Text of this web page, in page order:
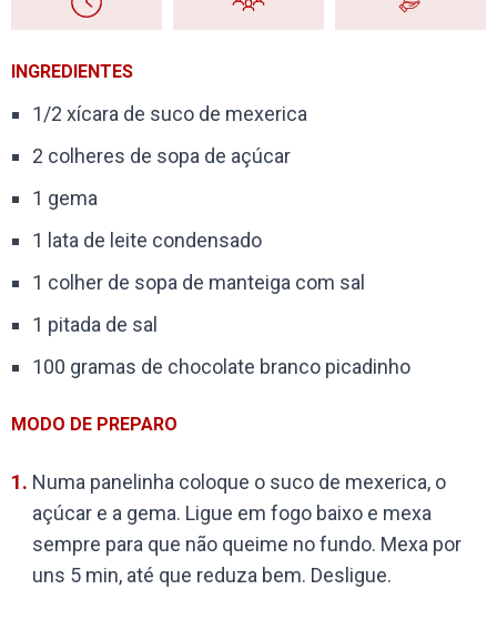
INGREDIENTES
1/2 xícara de suco de mexerica
2 colheres de sopa de açúcar
1 gema
1 lata de leite condensado
1 colher de sopa de manteiga com sal
1 pitada de sal
100 gramas de chocolate branco picadinho
MODO DE PREPARO
Numa panelinha coloque o suco de mexerica, o
açúcar e a gema. Ligue em fogo baixo e mexa
sempre para que não queime no fundo. Mexa por
uns 5 min, até que reduza bem. Desligue.